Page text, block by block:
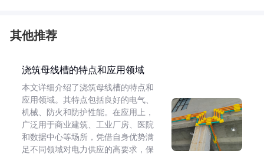
其他推荐
浇筑母线槽的特点和应用领域
本文详细介绍了浇筑母线槽的特点和
应用领域。其特点包括良好的电气、
机械、防火和防护性能。在应用上，
广泛用于商业建筑、工业厂房、医院
和数据中心等场所，凭借自身优势满
足不同领域对电力供应的高要求，保